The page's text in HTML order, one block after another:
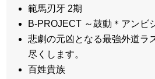
範馬刃牙 2期
B-PROJECT ～鼓動＊アンビ
悲劇の元凶となる最強外道ラ
尽くします。
百姓貴族